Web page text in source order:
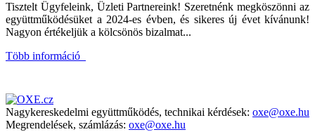
Tisztelt Ügyfeleink, Üzleti Partnereink! Szeretnénk megköszönni az
együttműködésüket a 2024-es évben, és sikeres új évet kívánunk!
Nagyon értékeljük a kölcsönös bizalmat...
Több információ
Nagykereskedelmi együttműködés, technikai kérdések: oxe@oxe.hu
Megrendelések, számlázás: oxe@oxe.hu